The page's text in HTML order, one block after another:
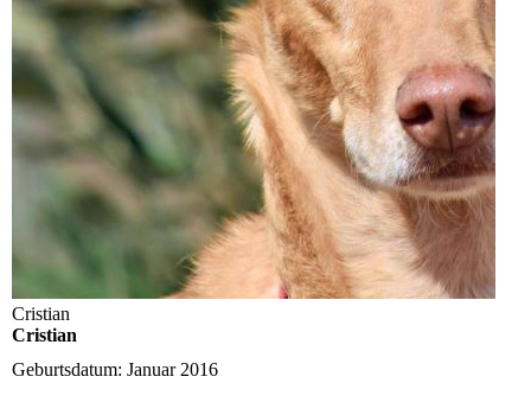
Cristian
Cristian
Geburtsdatum: Januar 2016